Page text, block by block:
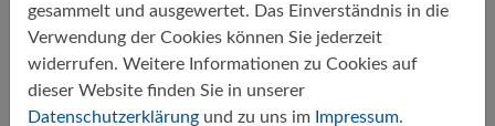
Vorlesewettbewerb „Leo, leo –
¿qué lees?“ 2026 in Jahrgang 7
und 9
gesammelt und ausgewertet. Das Einverständnis in die
Verwendung der Cookies können Sie jederzeit
widerrufen. Weitere Informationen zu Cookies auf
dieser Website finden Sie in unserer
Datenschutzerklärung und zu uns im Impressum.